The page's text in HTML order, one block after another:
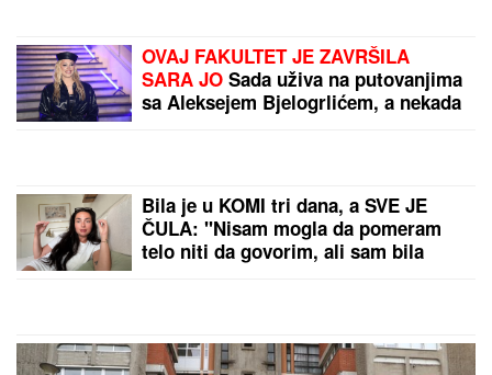
OVAJ FAKULTET JE ZAVRŠILA
SARA JO Sada uživa na putovanjima
sa Aleksejem Bjelogrlićem, a nekada
Bila je u KOMI tri dana, a SVE JE
ČULA: "Nisam mogla da pomeram
telo niti da govorim, ali sam bila